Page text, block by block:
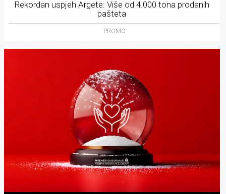
Rekordan uspjeh Argete: Više od 4.000 tona prodanih
pašteta
PROMO